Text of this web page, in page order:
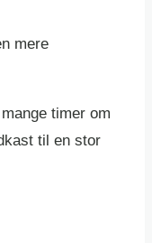
mere
timer om
til en stor